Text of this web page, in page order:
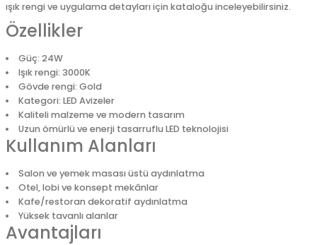
ışık rengi ve uygulama detayları için kataloğu inceleyebilirsiniz.
Özellikler
Güç: 24W
Işık rengi: 3000K
Gövde rengi: Gold
Kategori: LED Avizeler
Kaliteli malzeme ve modern tasarım
Uzun ömürlü ve enerji tasarruflu LED teknolojisi
Kullanım Alanları
Salon ve yemek masası üstü aydınlatma
Otel, lobi ve konsept mekânlar
Kafe/restoran dekoratif aydınlatma
Yüksek tavanlı alanlar
Avantajları